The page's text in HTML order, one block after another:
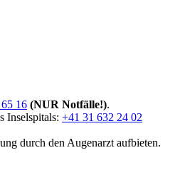
16 (NUR Notfälle!).
Inselspitals: +41 31 632 24 02
durch den Augenarzt aufbieten.